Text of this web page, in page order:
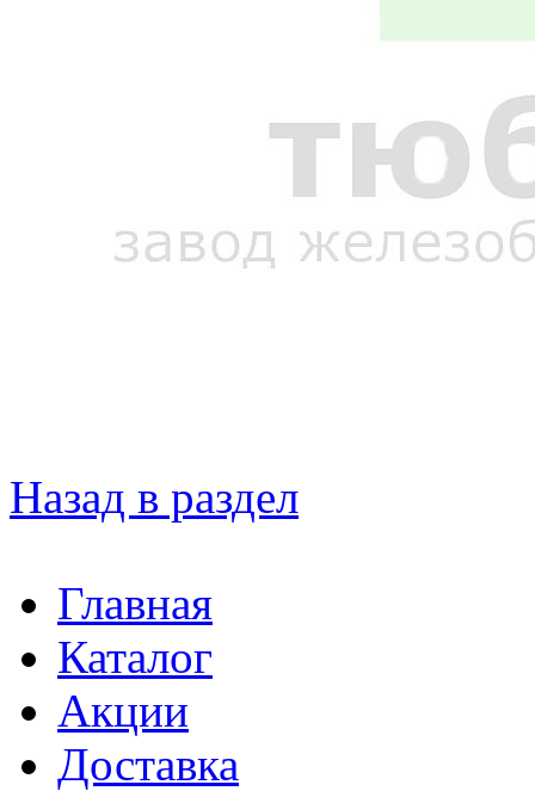
Назад в раздел
Главная
Каталог
Акции
Доставка